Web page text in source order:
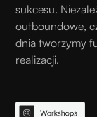
sukcesu.
outboundowe,
dnia tworzymy
realizacji.